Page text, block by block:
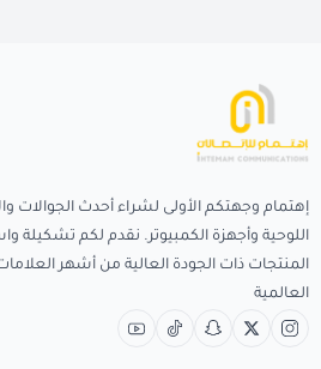
إهتمام وجهتكم الأولى لشراء أحدث الجوالات
اللوحية وأجهزة الكمبيوتر. نقدم لكم تشكيلة
المنتجات ذات الجودة العالية من أشهر العلامات
العالمية